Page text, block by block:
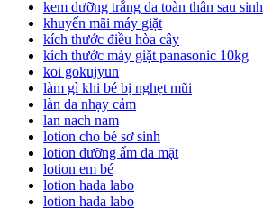
kem dưỡng trắng da toàn thân sau sinh
khuyến mãi máy giặt
kích thước điều hòa cây
kích thước máy giặt panasonic 10kg
koi gokujyun
làm gì khi bé bị nghẹt mũi
làn da nhạy cảm
lan nach nam
lotion cho bé sơ sinh
lotion dưỡng ẩm da mặt
lotion em bé
lotion hada labo
lotion hada labo